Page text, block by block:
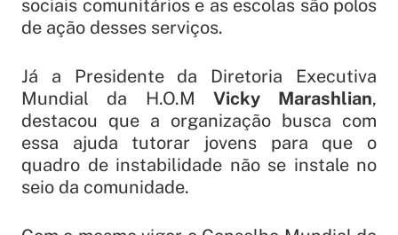
sociais comunitários e as escolas são polos
de ação desses serviços.
Já a Presidente da Diretoria Executiva
Mundial da H.O.M Vicky Marashlian,
destacou que a organização busca com
essa ajuda tutorar jovens para que o
quadro de instabilidade não se instale no
seio da comunidade.